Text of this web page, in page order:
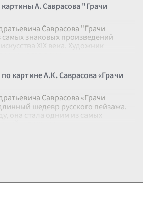
А. Саврасова "Грачи
Саврасова "Грачи
знаковых произведений
XIX века. Художник
когда прир
картине А.К. Саврасова «Грачи
Саврасова «Грачи
шедевр русского пейзажа.
она стала одним из самых
художник